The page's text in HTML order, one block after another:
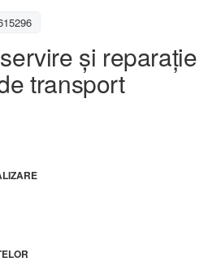
și reparație
transport